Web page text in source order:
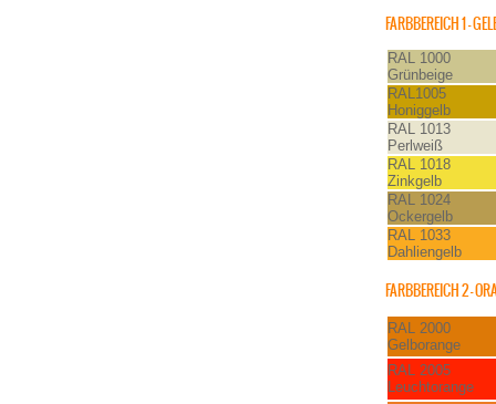
FARBBEREICH 1 –
RAL 1000
Grünbeige
RAL1005
Honiggelb
RAL 1013
Perlweiß
RAL 1018
Zinkgelb
RAL 1024
Ockergelb
RAL 1033
Dahliengelb
FARBBEREICH 2 –
RAL 2000
Gelborange
RAL 2005
Leuchtorange